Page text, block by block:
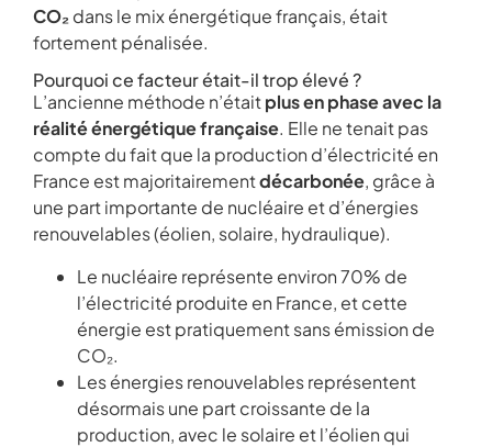
CO₂ dans le mix énergétique français, était
fortement pénalisée.
Pourquoi ce facteur était-il trop élevé ?
L’ancienne méthode n’étaitplus en phase avec la
réalité énergétique française. Elle ne tenait pas
compte du fait que la production d’électricité en
France est majoritairementdécarbonée, grâce à
une part importante de nucléaire et d’énergies
renouvelables (éolien, solaire, hydraulique).
Le nucléaire représente environ 70% de
l’électricité produite en France, et cette
énergie est pratiquement sans émission de
CO₂.
Les énergies renouvelables représentent
désormais une part croissante de la
production, avec le solaire et l’éolien qui